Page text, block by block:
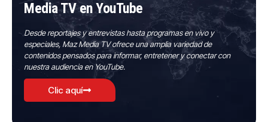
Media TV en YouTube
Desde reportajes y entrevistas hasta programas en vivo y
especiales, Maz Media TV ofrece una amplia variedad de
contenidos pensados para informar, entretener y conectar con
nuestra audiencia en YouTube.
Clic aquí